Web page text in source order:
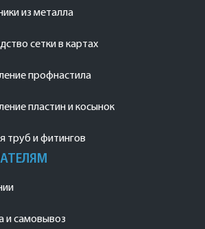
из металла
сетки в картах
профнастила
пластин и косынок
труб и фитингов
и самовывоз